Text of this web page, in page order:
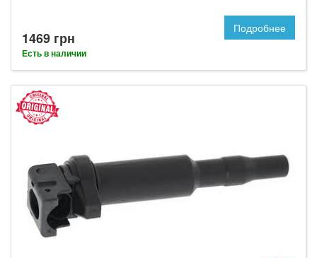
1469 грн
Есть в наличии
Подробнее